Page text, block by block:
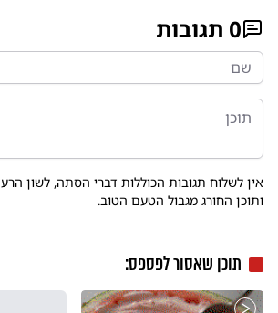
0 תגובות
אין לשלוח תגובות הכוללות דברי הסתה, לשון הרע
ותוכן החורג מגבול הטעם הטוב.
תוכן שאסור לפספס: